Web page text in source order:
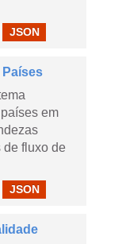
JSON
Países
em
de fluxo de
JSON